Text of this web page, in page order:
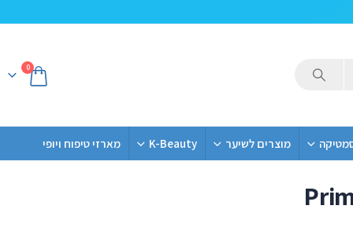
0
מוצרים לשיער K-Beauty מארזי טיפוח ויופי